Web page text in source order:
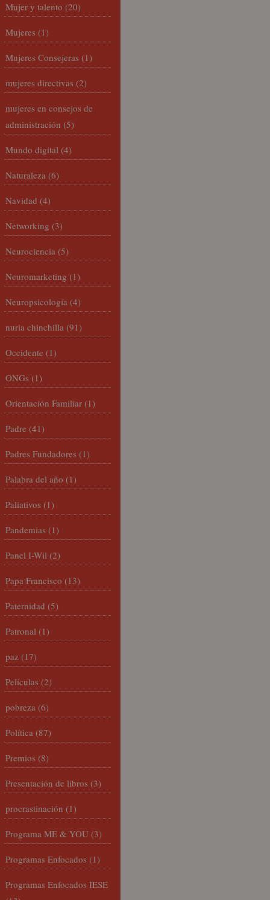
Mujer y talento (20)
Mujeres (1)
Mujeres Consejeras (1)
mujeres directivas (2)
mujeres en consejos de
administración (5)
Mundo digital (4)
Naturaleza (6)
Navidad (4)
Networking (3)
Neurociencia (5)
Neuromarketing (1)
Neuropsicología (4)
nuria chinchilla (91)
Occidente (1)
ONGs (1)
Orientación Familiar (1)
Padre (41)
Padres Fundadores (1)
Palabra del año (1)
Paliativos (1)
Pandemias (1)
Panel I-Wil (2)
Papa Francisco (13)
Paternidad (5)
Patronal (1)
paz (17)
Películas (2)
pobreza (6)
Política (87)
Premios (8)
Presentación de libros (3)
procrastinación (1)
Programa ME & YOU (3)
Programas Enfocados (1)
Programas Enfocados IESE